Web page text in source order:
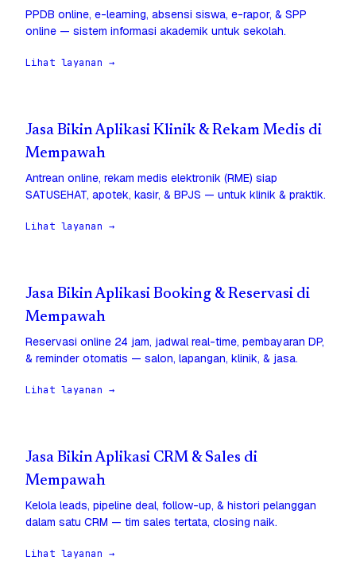
PPDB online, e-learning, absensi siswa, e-rapor, & SPP
online — sistem informasi akademik untuk sekolah.
Lihat layanan →
Jasa Bikin Aplikasi Klinik & Rekam Medis di
Mempawah
Antrean online, rekam medis elektronik (RME) siap
SATUSEHAT, apotek, kasir, & BPJS — untuk klinik & praktik.
Lihat layanan →
Jasa Bikin Aplikasi Booking & Reservasi di
Mempawah
Reservasi online 24 jam, jadwal real-time, pembayaran DP,
& reminder otomatis — salon, lapangan, klinik, & jasa.
Lihat layanan →
Jasa Bikin Aplikasi CRM & Sales di
Mempawah
Kelola leads, pipeline deal, follow-up, & histori pelanggan
dalam satu CRM — tim sales tertata, closing naik.
Lihat layanan →